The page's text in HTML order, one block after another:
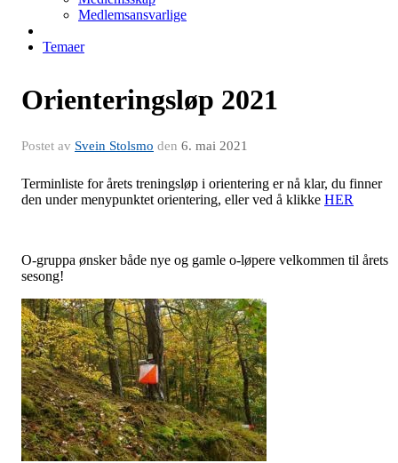
Medlemsansvarlige
Temaer
Orienteringsløp 2021
Postet av Svein Stolsmo den 6. mai 2021
Terminliste for årets treningsløp i orientering er nå klar, du finner
den under menypunktet orientering, eller ved å klikke HER
O-gruppa ønsker både nye og gamle o-løpere velkommen til årets
sesong!